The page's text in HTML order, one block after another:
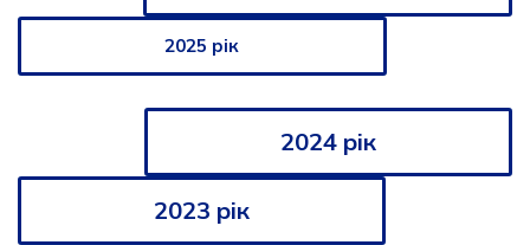
2025 рік
2024 рік
2023 рік